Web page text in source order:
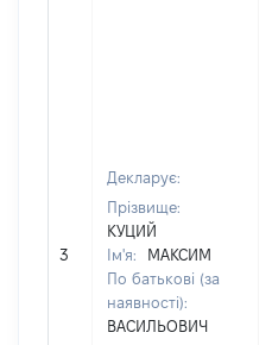
3
Декларує:
Прізвище:
КУЦИЙ
Ім'я:
МАКСИМ
По батькові (за
наявності):
ВАСИЛЬОВИЧ